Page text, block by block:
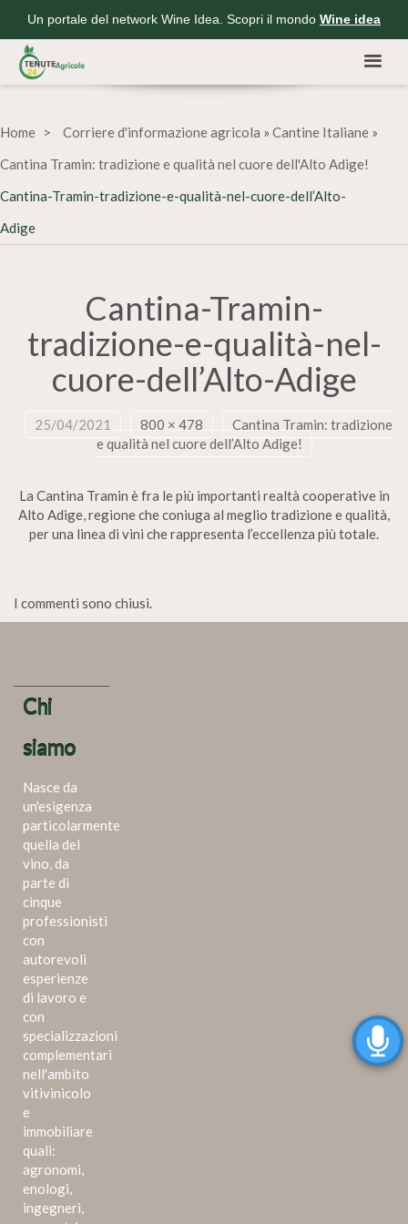
Un portale del network Wine Idea. Scopri il mondo Wine idea
Home Corriere d'informazione agricola » Cantine Italiane »
Cantina Tramin: tradizione e qualità nel cuore dell'Alto Adige!
Cantina-Tramin-tradizione-e-qualità-nel-cuore-dell’Alto-
Adige
Cantina-Tramin-
tradizione-e-qualità-nel-
cuore-dell’Alto-Adige
25/04/2021 800 × 478
Cantina Tramin: tradizione
e qualità nel cuore dell’Alto Adige!
La Cantina Tramin è fra le più importanti realtà cooperative in
Alto Adige, regione che coniuga al meglio tradizione e qualità,
per una linea di vini che rappresenta l’eccellenza più totale.
I commenti sono chiusi.
Chi
siamo
Nasce da
un'esigenza
particolarmente
quella del
vino, da
parte di
cinque
professionisti
con
autorevoli
esperienze
di lavoro e
con
specializzazioni
complementari
nell'ambito
vitivinicolo
e
immobiliare
quali:
agronomi,
enologi,
ingegneri,